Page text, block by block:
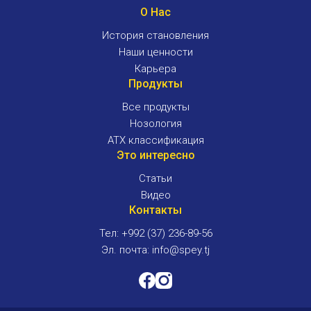
О Нас
История становления
Наши ценности
Карьера
Продукты
Все продукты
Нозология
ATX классификация
Это интересно
Статьи
Видео
Контакты
Тел: +992 (37) 236-89-56
Эл. почта: info@spey.tj